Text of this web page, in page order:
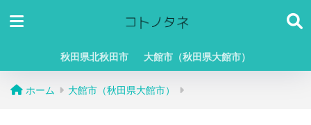
秋田県北秋田市 大館市（秋田県大館市）
ホーム 大館市（秋田県大館市）